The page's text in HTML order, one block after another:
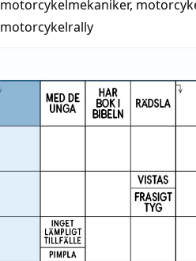
motorcykelmekaniker,
motorcykelrally